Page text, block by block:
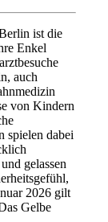
ist die
Enkel
auch
von Kindern
spielen dabei
gelassen
2026 gilt
Gelbe